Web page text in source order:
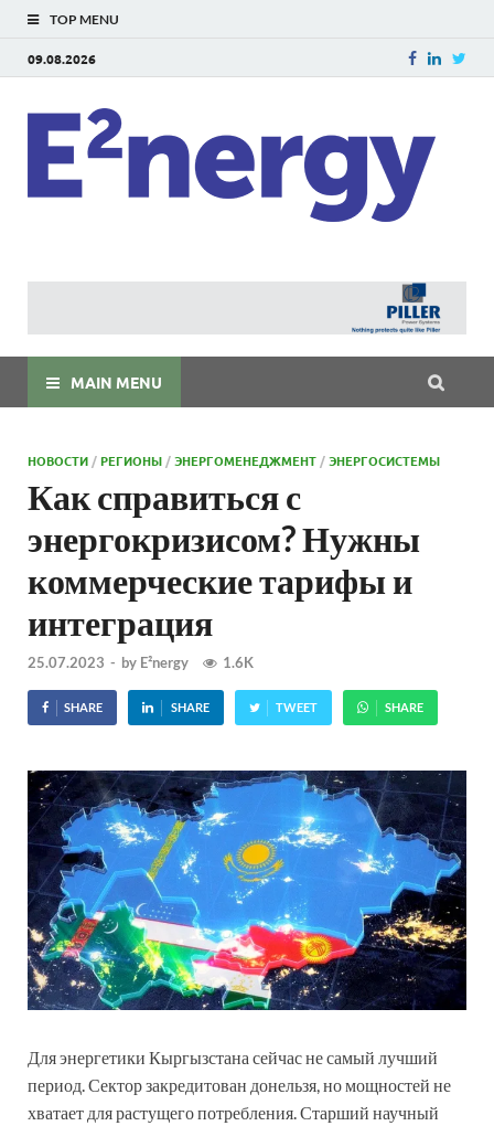
TOP MENU
09.08.2026
MAIN MENU
НОВОСТИ /РЕГИОНЫ /ЭНЕРГОМЕНЕДЖМЕНТ /ЭНЕРГОСИСТЕМЫ
Как справиться с
энергокризисом? Нужны
коммерческие тарифы и
интеграция
25.07.2023 - by E²nergy 1.6K
SHARE SHARE TWEET SHARE
Для энергетики Кыргызстана сейчас не самый лучший
период. Сектор закредитован донельзя, но мощностей не
хватает для растущего потребления. Старший научный